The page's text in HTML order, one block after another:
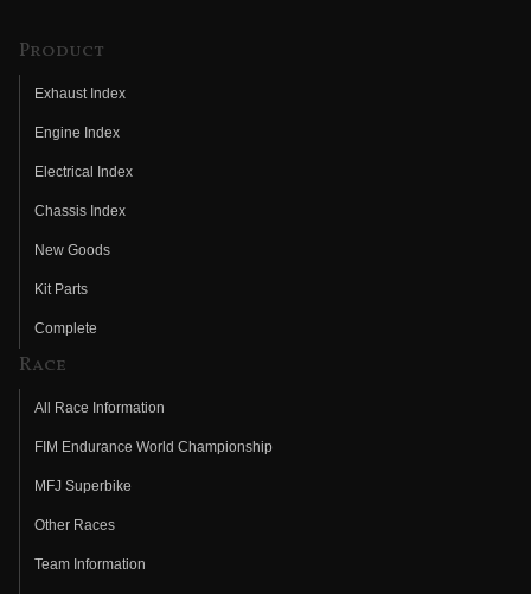
Product
Exhaust Index
Engine Index
Electrical Index
Chassis Index
New Goods
Kit Parts
Complete
Race
All Race Information
FIM Endurance World Championship
MFJ Superbike
Other Races
Team Information